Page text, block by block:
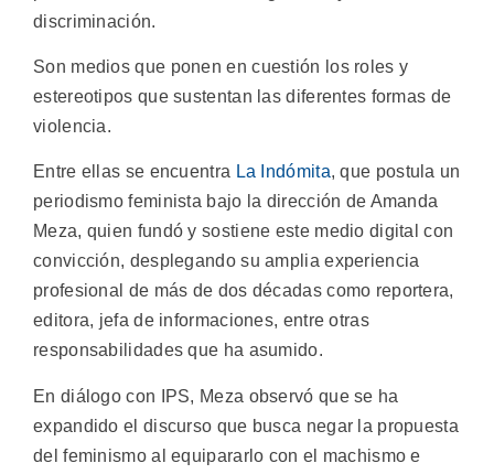
discriminación.
Son medios que ponen en cuestión los roles y
estereotipos que sustentan las diferentes formas de
violencia.
Entre ellas se encuentra La Indómita, que postula un
periodismo feminista bajo la dirección de Amanda
Meza, quien fundó y sostiene este medio digital con
convicción, desplegando su amplia experiencia
profesional de más de dos décadas como reportera,
editora, jefa de informaciones, entre otras
responsabilidades que ha asumido.
En diálogo con IPS, Meza observó que se ha
expandido el discurso que busca negar la propuesta
del feminismo al equipararlo con el machismo e